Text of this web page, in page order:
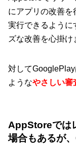
にアプリの改善を
実行できるように
ズな改善を心掛け
対して
ようなやさしい審
AppStoreでは
場合もあるが